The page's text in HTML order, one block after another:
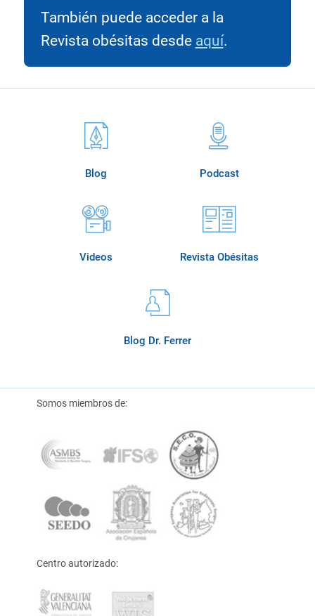
También puede acceder a la
Revista obésitas desde aquí.
Blog Podcast
Videos Revista Obésitas
Blog Dr. Ferrer
Somos miembros de:
Centro autorizado: